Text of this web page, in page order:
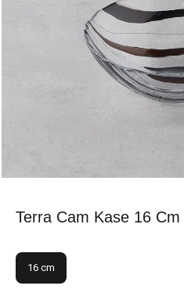
Terra Cam Kase 16
16 cm